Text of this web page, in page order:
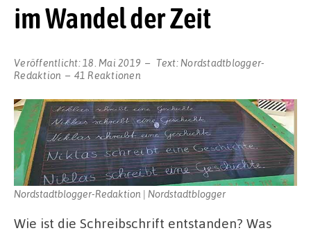
im Wandel der Zeit
Veröffentlicht: 18. Mai 2019 Text: Nordstadtblogger-
Redaktion
41 Reaktionen
Nordstadtblogger-Redaktion | Nordstadtblogger
Wie ist die Schreibschrift entstanden? Was